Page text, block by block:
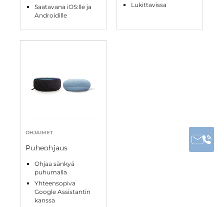
Saatavana iOS:lle ja
Androidille
Lukittavissa
OHJAIMET
Puheohjaus
Ohjaa sänkyä
puhumalla
Yhteensopiva
Google Assistantin
kanssa